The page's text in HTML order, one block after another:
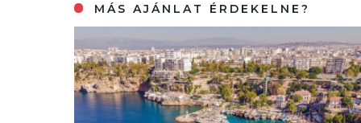
MÁS AJÁNLAT ÉRDEKELNE?